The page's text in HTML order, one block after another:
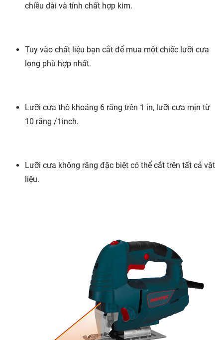
chiều dài và tính chất hợp kim.
Tuy vào chất liệu bạn cắt để mua một chiếc lưỡi cưa
lọng phù hợp nhất.
Lưỡi cưa thô khoảng 6 răng trên 1 in, lưỡi cưa mịn từ
10 răng /1inch.
Lưỡi cưa không răng đặc biệt có thể cắt trên tất cả vật
liệu.